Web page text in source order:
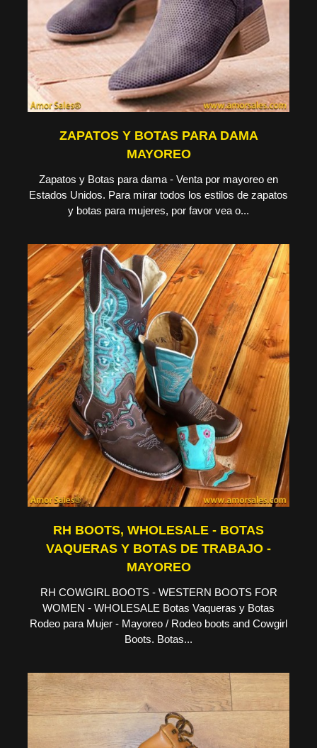
ZAPATOS Y BOTAS PARA DAMA
MAYOREO
Zapatos y Botas para dama - Venta por mayoreo en
Estados Unidos. Para mirar todos los estilos de zapatos
y botas para mujeres, por favor vea o...
RH BOOTS, WHOLESALE - BOTAS
VAQUERAS Y BOTAS DE TRABAJO -
MAYOREO
RH COWGIRL BOOTS - WESTERN BOOTS FOR
WOMEN - WHOLESALE Botas Vaqueras y Botas
Rodeo para Mujer - Mayoreo / Rodeo boots and Cowgirl
Boots. Botas...